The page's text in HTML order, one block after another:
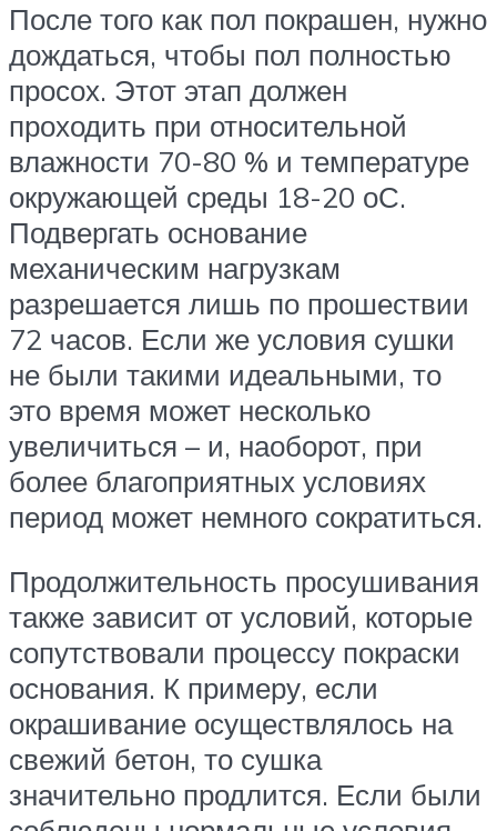
После того как пол покрашен, нужно
дождаться, чтобы пол полностью
просох. Этот этап должен
проходить при относительной
влажности 70-80 % и температуре
окружающей среды 18-20 оС.
Подвергать основание
механическим нагрузкам
разрешается лишь по прошествии
72 часов. Если же условия сушки
не были такими идеальными, то
это время может несколько
увеличиться – и, наоборот, при
более благоприятных условиях
период может немного сократиться.
Продолжительность просушивания
также зависит от условий, которые
сопутствовали процессу покраски
основания. К примеру, если
окрашивание осуществлялось на
свежий бетон, то сушка
значительно продлится. Если были